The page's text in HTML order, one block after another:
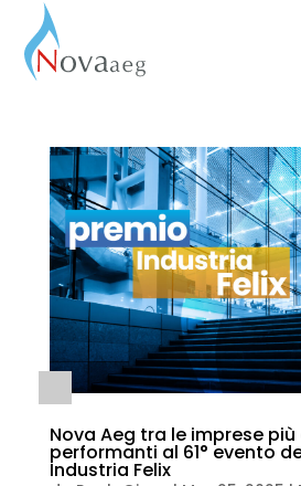
Nova Aeg tra le imprese
performanti al 61° evento
Industria Felix